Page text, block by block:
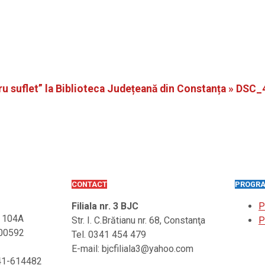
suflet” la Biblioteca Județeană din Constanța »
104A
614482
CONTACT
Filiala nr. 3 BJC
Str. I. C.Brătianu nr. 68, Constanţa
Tel. 0341 454 479
E-mail: bjcfiliala3@yahoo.com